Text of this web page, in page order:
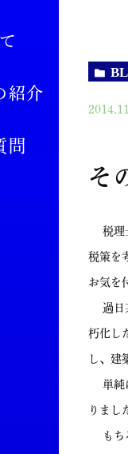
紹介
問
そ
税理
税策を
お気を
過日
朽化し
し、建
単純
りまし
もち